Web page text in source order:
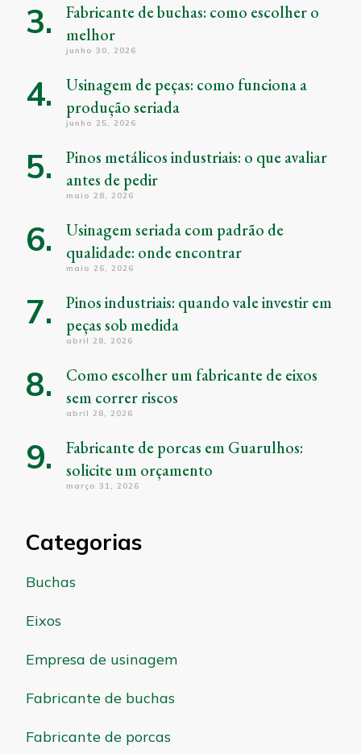
Fabricante de buchas: como escolher o
melhor
junho 30, 2026
Usinagem de peças: como funciona a
produção seriada
junho 25, 2026
Pinos metálicos industriais: o que avaliar
antes de pedir
maio 28, 2026
Usinagem seriada com padrão de
qualidade: onde encontrar
maio 26, 2026
Pinos industriais: quando vale investir em
peças sob medida
abril 28, 2026
Como escolher um fabricante de eixos
sem correr riscos
abril 28, 2026
Fabricante de porcas em Guarulhos:
solicite um orçamento
março 31, 2026
Categorias
Buchas
Eixos
Empresa de usinagem
Fabricante de buchas
Fabricante de porcas